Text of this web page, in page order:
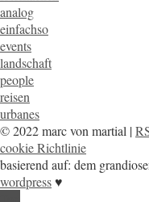
analog
einfachso
events
landschaft
people
reisen
urbanes
© 2022 marc von martial |
cookie Richtlinie
basierend auf: dem
wordpress♥